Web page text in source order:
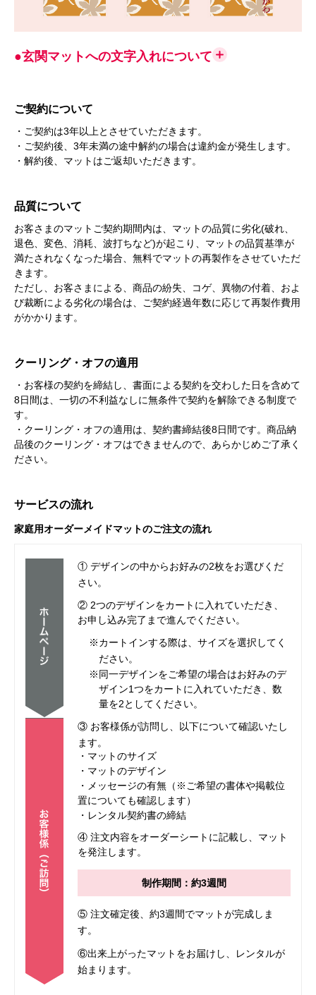
●玄関マットへの文字入れについて
ご契約について
・ご契約は3年以上とさせていただきます。
・ご契約後、3年未満の途中解約の場合は違約金が発生します。
・解約後、マットはご返却いただきます。
品質について
お客さまのマットご契約期間内は、マットの品質に劣化(破れ、
退色、変色、消耗、波打ちなど)が起こり、マットの品質基準が
満たされなくなった場合、無料でマットの再製作をさせていただ
きます。
ただし、お客さまによる、商品の紛失、コゲ、異物の付着、およ
び裁断による劣化の場合は、ご契約経過年数に応じて再製作費用
がかかります。
クーリング・オフの適用
・お客様の契約を締結し、書面による契約を交わした日を含めて
8日間は、一切の不利益なしに無条件で契約を解除できる制度で
す。
・クーリング・オフの適用は、契約書締結後8日間です。商品納
品後のクーリング・オフはできませんので、あらかじめご了承く
ださい。
サービスの流れ
家庭用オーダーメイドマットのご注文の流れ
① デザインの中からお好みの2枚をお選びくだ
さい。
② 2つのデザインをカートに入れていただき、
お申し込み完了まで進んでください。
※カートインする際は、サイズを選択してく
ださい。
※同一デザインをご希望の場合はお好みのデ
ザイン1つをカートに入れていただき、数
量を2としてください。
③ お客様係が訪問し、以下について確認いたし
ます。
・マットのサイズ
・マットのデザイン
・メッセージの有無（※ご希望の書体や掲載位
置についても確認します）
・レンタル契約書の締結
④ 注文内容をオーダーシートに記載し、マット
を発注します。
制作期間：約3週間
⑤ 注文確定後、約3週間でマットが完成しま
す。
⑥出来上がったマットをお届けし、レンタルが
始まります。